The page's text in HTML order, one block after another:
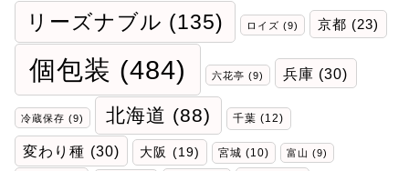
リーズナブル (135) ロイズ (9) 京都 (23)
個包装 (484) 六花亭 (9) 兵庫 (30)
冷蔵保存 (9) 北海道 (88) 千葉 (12)
変わり種 (30) 大阪 (19) 宮城 (10) 富山 (9)